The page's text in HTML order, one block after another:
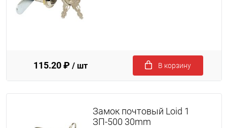
115.20 ₽ / шт В корзину
Замок почтовый Loid 1
ЗП-500 30mm